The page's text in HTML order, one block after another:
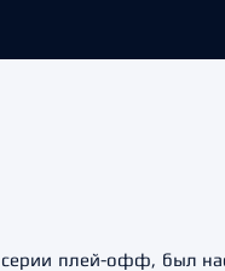
серии плей-офф, был